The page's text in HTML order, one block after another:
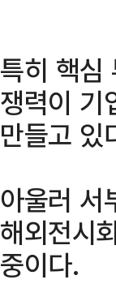
특히 핵심
쟁력이 기
만들고 있
아울러 서
해외전시
중이다.